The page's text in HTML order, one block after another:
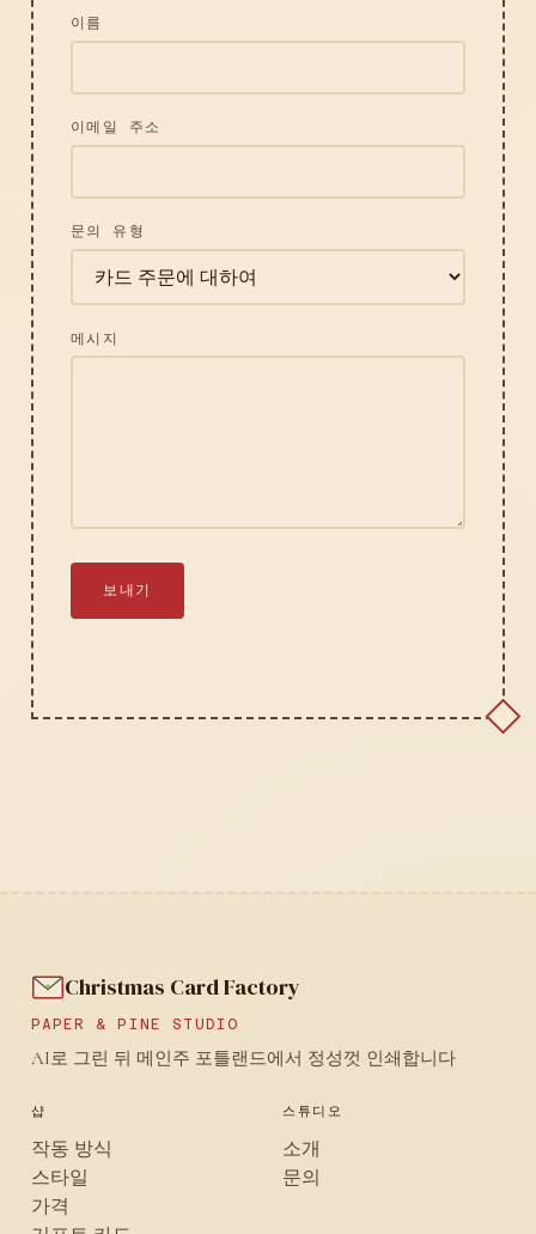
이름
이메일 주소
문의 유형
메시지
보내기
Christmas Card Factory
PAPER & PINE STUDIO
AI로 그린 뒤 메인주 포틀랜드에서 정성껏 인쇄합니다
샵
작동 방식
스타일
가격
스튜디오
소개
문의